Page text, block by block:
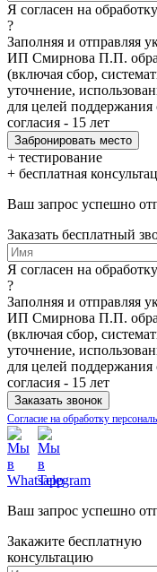
Я согласен на
?
Заполняя и отправляя
ИП Смирнова П.П.
(включая сбор,
уточнение,
для целей
согласия - 15 лет
+ тестирование
+ бесплатная
Ваш запрос успешно
Заказать бесплатный
Я согласен на
?
Заполняя и отправляя
ИП Смирнова П.П.
(включая сбор,
уточнение,
для целей
согласия - 15 лет
Согласие на обработку
Ваш запрос успешно
Закажите бесплатную
консультацию